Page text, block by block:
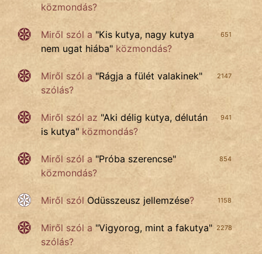
közmondás?
651
Miről szól a "Kis kutya, nagy kutya
nem ugat hiába" közmondás?
2147
Miről szól a "Rágja a fülét valakinek"
szólás?
941
Miről szól az "Aki délig kutya, délután
is kutya" közmondás?
854
Miről szól a "Próba szerencse"
közmondás?
1158
Miről szól Odüsszeusz jellemzése?
2278
Miről szól a "Vigyorog, mint a fakutya"
szólás?